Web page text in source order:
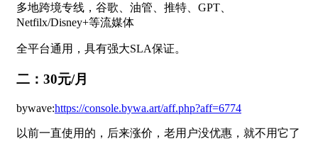
多地跨境专线，谷歌、油管、推特、GPT、
Netfilx/Disney+等流媒体
全平台通用，具有强大SLA保证。
二：30元/月
bywave:https://console.bywa.art/aff.php?aff=6774
以前一直使用的，后来涨价，老用户没优惠，就不用它了